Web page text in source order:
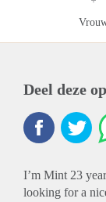
Deel deze
I’m Mint 23
looking for a